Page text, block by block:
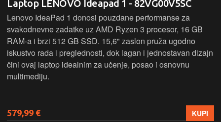
Laptop LENOVO Ideapad 1 - 82VG00V5SC
Lenovo IdeaPad 1 donosi pouzdane performanse za
svakodnevne zadatke uz AMD Ryzen 3 procesor, 16 GB
RAM-a i brzi 512 GB SSD. 15,6" zaslon pruža ugodno
iskustvo rada i preglednosti, dok lagan i jednostavan dizajn
čini ovaj laptop idealnim za učenje, posao i osnovnu
multimediju.
579,99 € KUPI